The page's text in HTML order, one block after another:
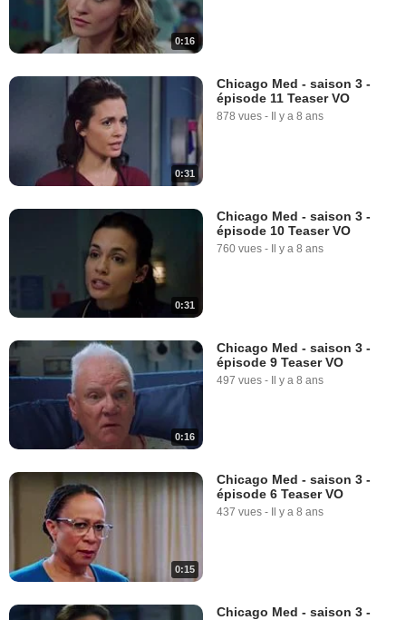
0:16
0:31
Chicago Med - saison 3 -
épisode 11 Teaser VO
878 vues - Il y a 8 ans
0:31
Chicago Med - saison 3 -
épisode 10 Teaser VO
760 vues - Il y a 8 ans
0:16
Chicago Med - saison 3 -
épisode 9 Teaser VO
497 vues - Il y a 8 ans
0:15
Chicago Med - saison 3 -
épisode 6 Teaser VO
437 vues - Il y a 8 ans
Chicago Med - saison 3 -